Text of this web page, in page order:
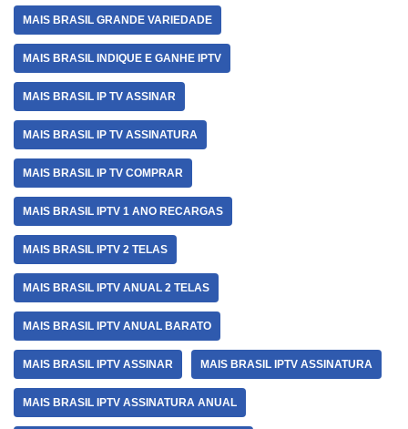
MAIS BRASIL GRANDE VARIEDADE
MAIS BRASIL INDIQUE E GANHE IPTV
MAIS BRASIL IP TV ASSINAR
MAIS BRASIL IP TV ASSINATURA
MAIS BRASIL IP TV COMPRAR
MAIS BRASIL IPTV 1 ANO RECARGAS
MAIS BRASIL IPTV 2 TELAS
MAIS BRASIL IPTV ANUAL 2 TELAS
MAIS BRASIL IPTV ANUAL BARATO
MAIS BRASIL IPTV ASSINAR MAIS BRASIL IPTV ASSINATURA
MAIS BRASIL IPTV ASSINATURA ANUAL